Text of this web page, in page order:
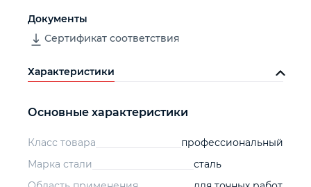
Документы
Сертификат соответствия
Характеристики
Основные характеристики
Класс товара
профессиональный
Марка стали
сталь